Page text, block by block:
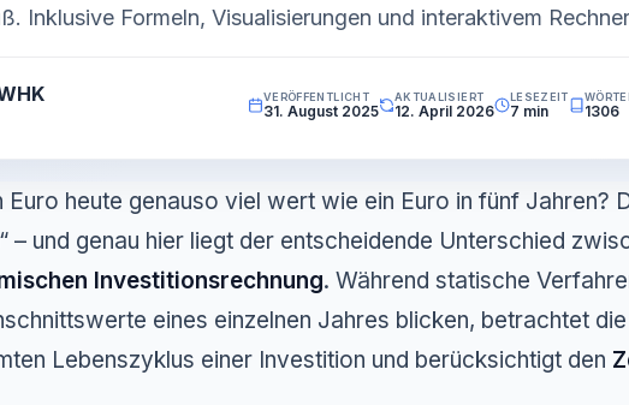
Inklusive Formeln, Visualisierungen und interaktivem
VERÖFFENTLICHT
31. August 2025
AKTUALISIERT
12. April 2026
LESEZEIT
7 min 1306
Euro heute genauso viel wert wie ein Euro in fünf Jahren?
– und genau hier liegt der entscheidende Unterschied
Investitionsrechnung. Während statische
eines einzelnen Jahres blicken, betrachtet
Lebenszyklus einer Investition und berücksichtigt den